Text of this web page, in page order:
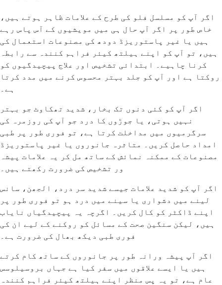
اگر آپ کو مسلسل فلو کی طرح کے علامات ظاہر ہوتے ہیں،
خاص طور پر اگر آپ حال ہی میں مویشیوں کے آس پاس رہے
ہیں یا غیر پاستوریزڈ دودھ کی مصنوعات استعمال کی
ہیں، تو آپ کو اپنے ہیلتھ کیئر فراہم کنندہ سے رابطہ
کرنا چاہیے۔ ابتدائی تشخیص اور علاج پیچیدگیوں کو
روکتا ہے اور آپ کو جلد بہتر محسوس کرنے میں مدد کرتا
ہے۔
اگر آپ کو کئی دنوں تک بخار، شدید تھکاوٹ جو بہتر
نہیں ہوتی، یا جوڑوں کا درد جو آپ کی روزمرہ کی
سرگرمیوں میں مداخلت کرتا ہے، تو فوری طور پر طبی
امداد حاصل کریں۔ متاثرہ جانوروں یا غیر پاستوریزڈ
مصنوعات کے ممکنہ نمائش کے ساتھ مل کر یہ علامات پیشہ
ور تشخیص کی ضرورت رکھتے ہیں۔
اگر آپ کو شدید علامات جیسے شدید سر درد، الجھن، سانس
لینے میں دشواری یا سینے میں درد ہو تو فوری طور پر
اپنے ڈاکٹر کو کال کریں۔ اگرچہ یہ پیچیدگیاں نایاب
ہیں، لیکن سنگین صحت کے مسائل کو روکنے کے لیے ان کی
فوری طبی دیکھ بھال کی ضرورت ہے۔
اگر آپ پیشہ ورانہ طور پر جانوروں کے ساتھ کام کرتے
ہیں یا ایسے علاقوں میں سفر کیا ہے جہاں بروسیلوسس
عام ہے، تو یہ پس منظر اپنے ہیلتھ کیئر فراہم کنندہ